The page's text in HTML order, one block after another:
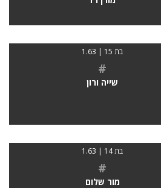
בת 15 | 1.63
#
שייה ורון
בת 14 | 1.63
#
מור שלום